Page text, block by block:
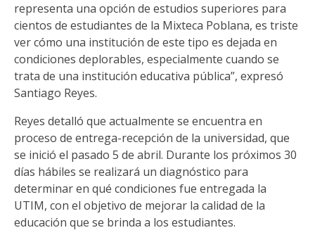
representa una opción de estudios superiores para
cientos de estudiantes de la Mixteca Poblana, es triste
ver cómo una institución de este tipo es dejada en
condiciones deplorables, especialmente cuando se
trata de una institución educativa pública”, expresó
Santiago Reyes.
Reyes detalló que actualmente se encuentra en
proceso de entrega-recepción de la universidad, que
se inició el pasado 5 de abril. Durante los próximos 30
días hábiles se realizará un diagnóstico para
determinar en qué condiciones fue entregada la
UTIM, con el objetivo de mejorar la calidad de la
educación que se brinda a los estudiantes.